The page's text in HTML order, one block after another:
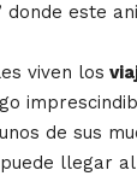
donde este
viven los
de sus
llegar